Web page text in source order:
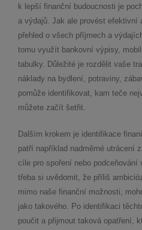
k lepší finanční budoucnosti je
a výdajů. Jak ale provést efektivní
přehled o všech příjmech a
tomu využít bankovní výpisy,
tabulky. Důležité je rozdělit vaše
náklady na bydlení, potraviny,
pomůže identifikovat, kam teče
můžete začít šetřit.
Dalším krokem je identifikace
patří například nadměrné utrácení
cíle pro spoření nebo podceňování
třeba si uvědomit, že příliš
mimo naše finanční možnosti,
jako takového. Po identifikaci
poučit a přijmout taková opatření,